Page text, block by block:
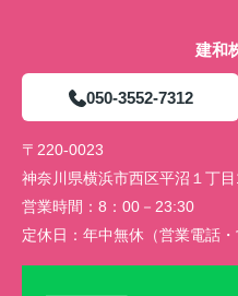
建和
050-3552-7312
〒220-0023
神奈川県横浜市西区平沼１丁
営業時間： 8：00－23:30
定休日： 年中無休（営業電話